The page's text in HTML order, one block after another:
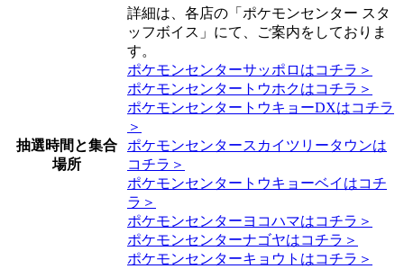
抽選時間と集合
場所
詳細は、各店の「ポケモンセンター スタ
ッフボイス」にて、ご案内をしておりま
す。
ポケモンセンターサッポロはコチラ＞
ポケモンセンタートウホクはコチラ＞
ポケモンセンタートウキョーDXはコチラ
＞
ポケモンセンタースカイツリータウンは
コチラ＞
ポケモンセンタートウキョーベイはコチ
ラ＞
ポケモンセンターヨコハマはコチラ＞
ポケモンセンターナゴヤはコチラ＞
ポケモンセンターキョウトはコチラ＞